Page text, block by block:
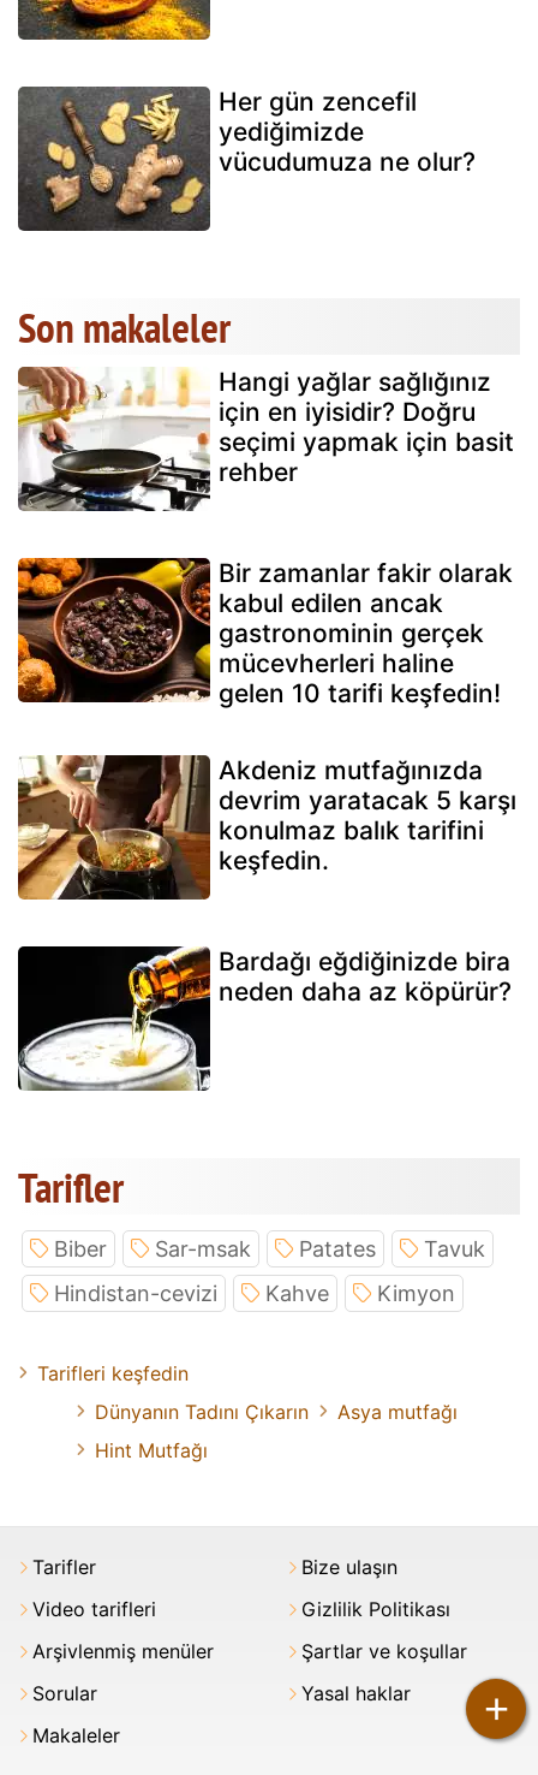
+
Her gün zencefil
yediğimizde
vücudumuza ne olur?
Son makaleler
Hangi yağlar sağlığınız
için en iyisidir? Doğru
seçimi yapmak için basit
rehber
Bir zamanlar fakir olarak
kabul edilen ancak
gastronominin gerçek
mücevherleri haline
gelen 10 tarifi keşfedin!
Akdeniz mutfağınızda
devrim yaratacak 5 karşı
konulmaz balık tarifini
keşfedin.
Bardağı eğdiğinizde bira
neden daha az köpürür?
Tarifler
Biber Sar-msak Patates
Tavuk
Hindistan-cevizi
Kahve Kimyon
Tarifleri keşfedin
Dünyanın Tadını Çıkarın
Asya mutfağı
Hint Mutfağı
Tarifler
Video tarifleri
Arşivlenmiş menüler
Sorular
Makaleler
Bize ulaşın
Gizlilik Politikası
Şartlar ve koşullar
Yasal haklar